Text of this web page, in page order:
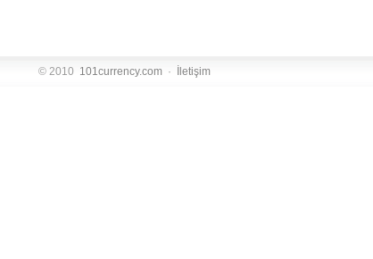
© 2010 101currency.com · İletişim